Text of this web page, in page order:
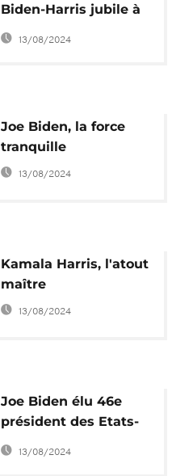
Biden-Harris jubile à
Wilmington
13/08/2024
Joe Biden, la force
tranquille
13/08/2024
Kamala Harris, l'atout
maître
13/08/2024
Joe Biden élu 46e
président des Etats-
Unis, Donald Trump
13/08/2024